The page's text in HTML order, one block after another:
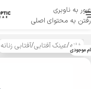
عبور به ناوبری
رفتن به محتوای اصلی
منو
خانه/عینک آفتابی/آفتابی زنانه موجودی